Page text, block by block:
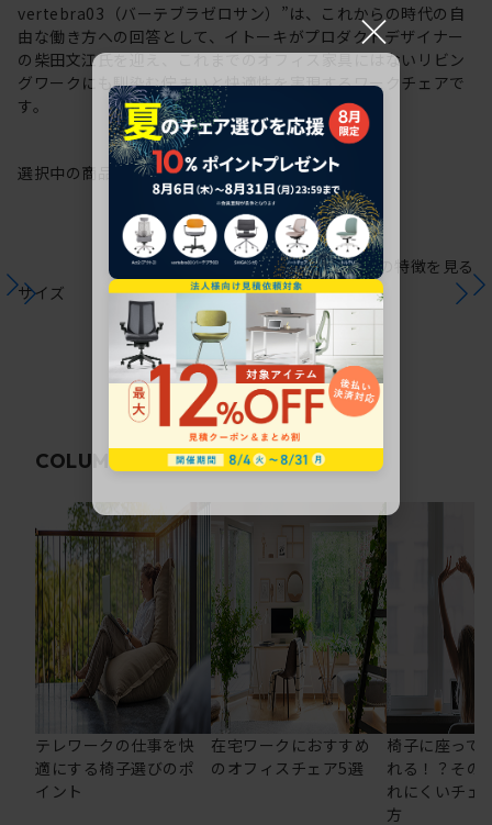
vertebra03（バーテブラゼロサン）”は、これからの時代の自
由な働き方への回答として、イトーキがプロダクトデザイナー
の柴田文江氏を迎え、これまでのオフィス家具にはないリビン
グワークにも馴染む佇まいと快適性を実現するワークチェアで
す。
選択中の商品情報保証注意事項
サイズ
シリーズの特徴を見る
COLUMN 関連コラム
テレワークの仕事を快
適にする椅子選びのポ
イント
在宅ワークにおすすめ
のオフィスチェア5選
椅子に座って
れる！？その
れにくいチェ
方
×